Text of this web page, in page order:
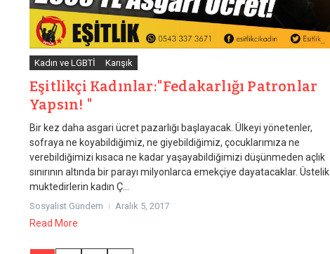
Kadın ve LGBTİ Karışık
Eşitlikçi Kadınlar:"Fedakarlığı Patronlar
Yapsın! "
Bir kez daha asgari ücret pazarlığı başlayacak. Ülkeyi yönetenler,
sofraya ne koyabildiğimiz, ne giyebildiğimiz, çocuklarımıza ne
verebildiğimizi kısaca ne kadar yaşayabildiğimizi düşünmeden açlık
sınırının altında bir parayı milyonlarca emekçiye dayatacaklar. Üstelik
muktedirlerin kadın Ç...
Sosyalist Gündem Aralık 5, 2017
Read More